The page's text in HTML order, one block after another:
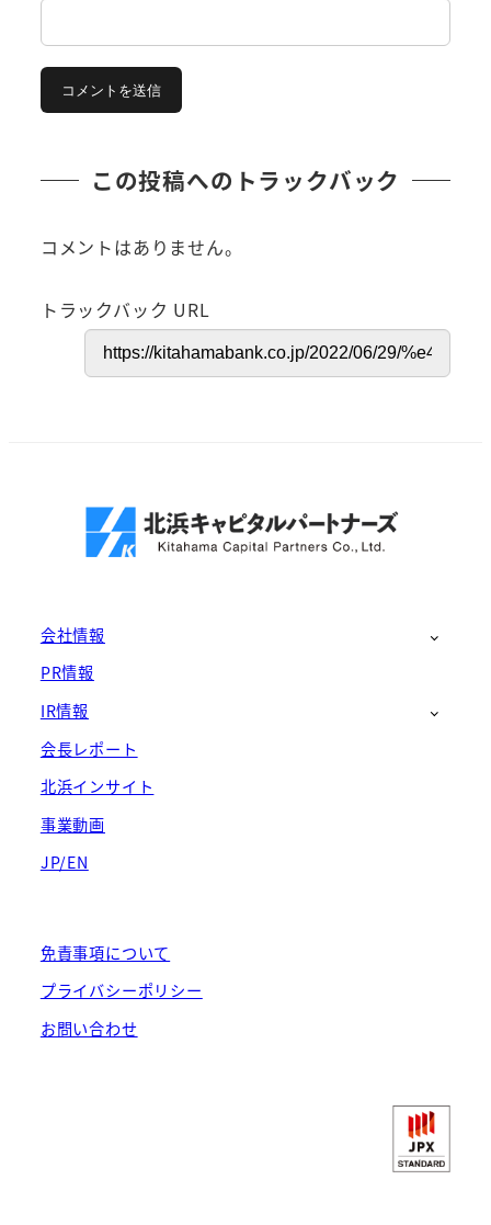
この投稿へのトラックバック
コメントはありません。
トラックバック URL
会社情報
PR情報
IR情報
会長レポート
北浜インサイト
事業動画
JP/EN
免責事項について
プライバシーポリシー
お問い合わせ